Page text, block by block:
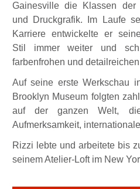
Gainesville die Klassen der
und Druckgrafik. Im Laufe
Karriere entwickelte er
Stil immer weiter und
farbenfrohen und
Auf seine erste Werkschau
Brooklyn Museum folgten
auf der ganzen Welt,
Aufmerksamkeit,
Rizzi lebte und arbeitete bis
seinem Atelier-Loft im New